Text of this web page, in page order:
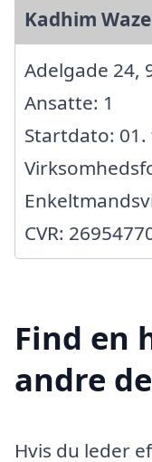
Kadhim
Adelgade 24,
Ansatte: 1
Startdato:
CVR:
Find en
andre
Hvis du leder